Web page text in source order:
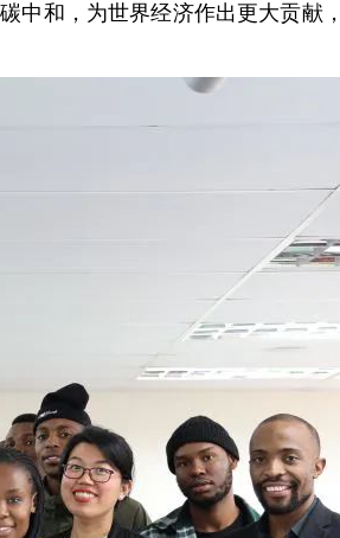
中和，为世界经济作出更大贡